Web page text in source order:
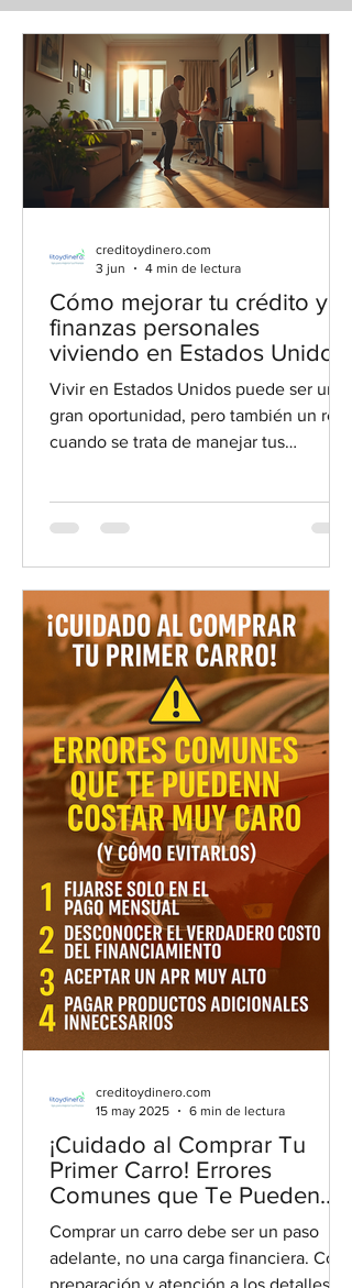
Cómo mejorar tu crédito y
finanzas personales
viviendo en Estados Unidos
Vivir en Estados Unidos puede ser una
gran oportunidad, pero también un reto
cuando se trata de manejar tus
dificultades para entender cómo
eso, quiero compartir contigo consejos
prácticos para mejorar tu crédito y
manejar mejor tu dinero. Así podrás
tomar decisiones más seguras y
alcanzar tus metas financieras. Vista a
nivel de calle de una familia hispana
revisando sus fin
creditoydinero.com
3 jun
4 min de lectura
¡Cuidado al Comprar Tu
Primer Carro! Errores
Comunes que Te Pueden
Costar Muy Caro (¡y Cómo
Evitarlos!)
Comprar un carro debe ser un paso
adelante, no una carga financiera. Con
preparación y atención a los detalles,
creditoydinero.com
15 may 2025
6 min de lectura